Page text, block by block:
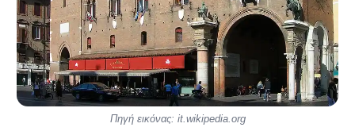
Πηγή εικόνας: it.wikipedia.org